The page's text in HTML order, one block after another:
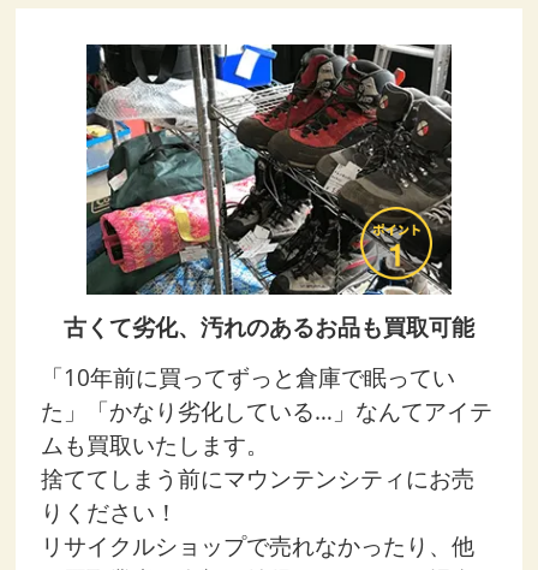
古くて劣化、汚れのあるお品も買取可能
「10年前に買ってずっと倉庫で眠ってい
た」「かなり劣化している…」なんてアイテ
ムも買取いたします。
捨ててしまう前にマウンテンシティにお売
りください！
リサイクルショップで売れなかったり、他